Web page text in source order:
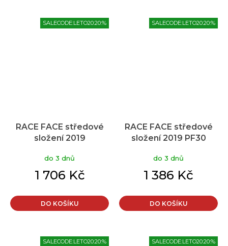
SALECODE:LETO20:20:%
RACE FACE středové
složení 2019
do 3 dnů
1 706 Kč
DO KOŠÍKU
SALECODE:LETO20:20:%
RACE FACE středové
složení 2019 PF30
do 3 dnů
1 386 Kč
DO KOŠÍKU
SALECODE:LETO20:20:% SALECODE:LETO20:20:%